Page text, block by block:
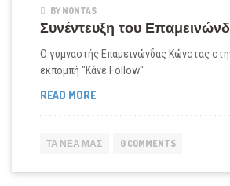
BY NONTAS
Συνέντευξη του
Ο γυμναστής Επαμεινώνδας Κώνστας
εκπομπή "Κάνε Follow"
READ MOREΣΥΝΈΝΤΕΥΞΗ
ΚΏΝΣΤΑ
ΤΑ ΝΈΑ ΜΑΣ 0 COMMENTS